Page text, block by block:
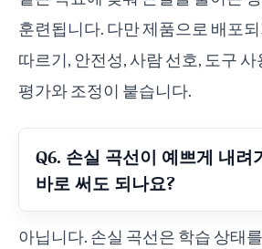
훈련됩니다. 다만 제품으로 배포
따르기, 안전성, 사람 선호, 도구
평가와 조정이 붙습니다.
Q6. 손실 곡선이 예쁘게 내려
바로 써도 되나요?
아닙니다. 손실 곡선은 학습 상태